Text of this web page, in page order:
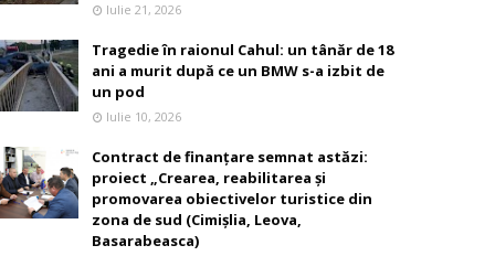
Iulie 21, 2026
Tragedie în raionul Cahul: un tânăr de 18
ani a murit după ce un BMW s-a izbit de
un pod
Iulie 10, 2026
Contract de finanțare semnat astăzi:
proiect „Crearea, reabilitarea și
promovarea obiectivelor turistice din
zona de sud (Cimișlia, Leova,
Basarabeasca)